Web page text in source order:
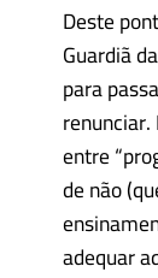
Deste
Guardiã
para
entre
de não
adequar